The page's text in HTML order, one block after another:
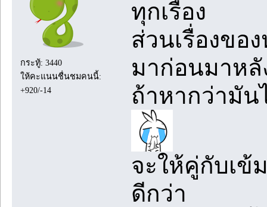
กระทู้: 3440
ให้คะแนนชื่นชมคนนี้:
+920/-14
ทุกเรื่อง
ส่วนเรื่องขอ
มาก่อนมาหลั
ถ้าหากว่ามัน
จะให้คู่กับเข้
ดีกว่า